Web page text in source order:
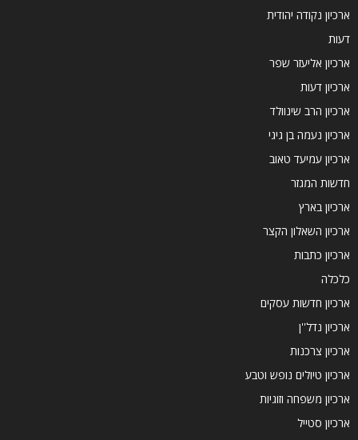
ארכיון נקודה יהודית
דעות
ארכיון אליעזר שפר
ארכיון דעות
ארכיון הרב שינוולד
ארכיון נעמה בן גיגי
ארכיון עמיעד טאוב
חדשות המגזר
ארכיון בארץ
ארכיון השאלון הקצר
ארכיון כתבות
כלכלה
ארכיון חדשות עסקים
ארכיון נדל''ן
ארכיון צרכנות
ארכיון טיולים נופש וטבע
ארכיון משפחה וזוגיות
ארכיון סטייל